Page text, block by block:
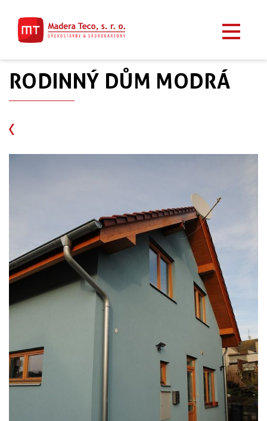
RODINNÝ DŮM MODRÁ